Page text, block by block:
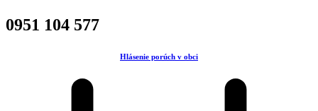
0951 104 577
Hlásenie porúch v obci